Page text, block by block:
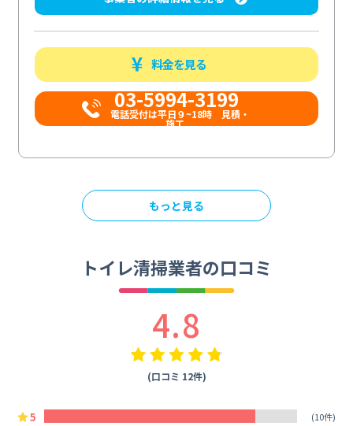
料金を見る
03-5994-3199
電話受付は平日９~18時 見積・
施工...
もっと見る
トイレ清掃業者の口コミ
4.8
(口コミ 12件)
5 (10件)